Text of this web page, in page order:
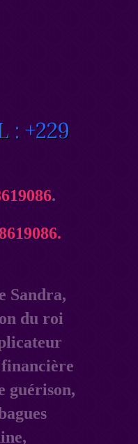
: +229
.
Sandra,
du roi
financière
guérison,